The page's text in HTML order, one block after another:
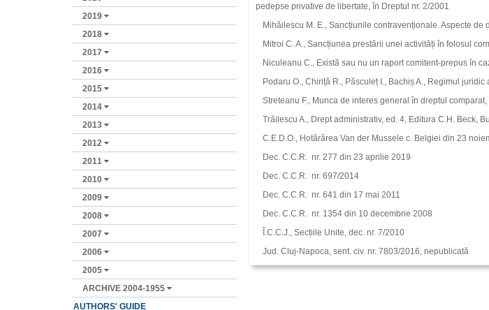
2019
2018
2017
2016
2015
2014
2013
2012
2011
2010
2009
2008
2007
2006
2005
ARCHIVE 2004-1955
AUTHORS' GUIDE
pedepse privative de libertate, în Dreptul nr. 2/2001
Mihăilescu M. E., Sancțiunile contravenționale. Aspecte
Mitroi C. A., Sancțiunea prestării unei activități în folosul
Niculeanu C., Există sau nu un raport comitent-prepus în
Podaru O., Chiriță R., Păsculeț I., Bachiș A., Regimul
Streteanu F., Munca de interes general în dreptul
Trăilescu A., Drept administrativ, ed. 4, Editura C.H. Beck,
C.E.D.O., Hotărârea Van der Mussele c. Belgiei din 23
Dec. C.C.R. nr. 277 din 23 aprilie 2019
Dec. C.C.R. nr. 697/2014
Dec. C.C.R. nr. 641 din 17 mai 2011
Dec. C.C.R. nr. 1354 din 10 decembrie 2008
Î.C.C.J., Secțiile Unite, dec. nr. 7/2010
Jud. Cluj-Napoca, sent. civ. nr. 7803/2016, nepublicată